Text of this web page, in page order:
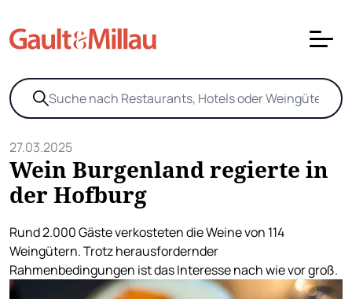
27.03.2025
Wein Burgenland regierte in
der Hofburg
Rund 2.000 Gäste verkosteten die Weine von 114
Weingütern. Trotz herausfordernder
Rahmenbedingungen ist das Interesse nach wie vor groß.